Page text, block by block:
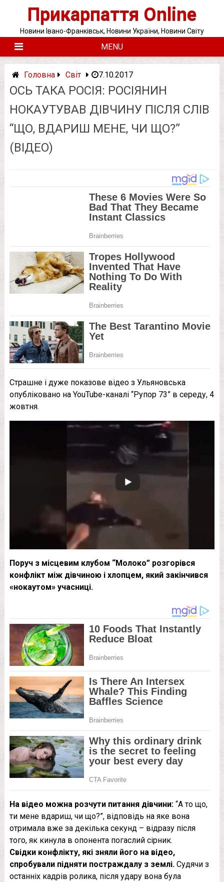
Прикарпаття Online
Новини Івано-Франківськ, Новини України, Новини Світу
MENU
Головна Світ 7.10.2017
ОСЬ ТАКА РОСІЯ: РОСІЯНИН
НОКАУТУВАВ ДІВЧИНУ ПІСЛЯ СЛІВ
“ЩО, ВДАРИШ МЕНЕ, ЧИ ЩО?”
(ВІДЕО)
Страшне і дуже показове відео з Ульяновська
опубліковано на YouTube-каналі “Рупор 73” в середу, 4
жовтня.
Поруч з місцевим клубом “Молоко” розгорівся
конфлікт між дівчиною і хлопцем, який закінчився
«нокаутом» учасниці.
На відео можна розчути питання дівчини:“А то що,
ти мене вдариш, чи що?”, відповідь на яке вона
отримала вже за декілька секунд – відразу після
того, як кинула в опонента погаслий сірник.
Свідки конфлікту, які зняли його на відео,
спробували підняти постраждалу з землі.Судячи з
останніх кадрів ролика, після удару вона була